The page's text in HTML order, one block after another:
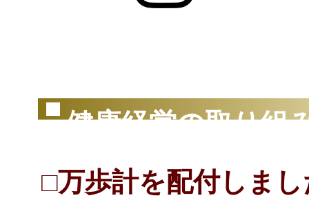
健康経営の取り組
□万歩計を配付しま